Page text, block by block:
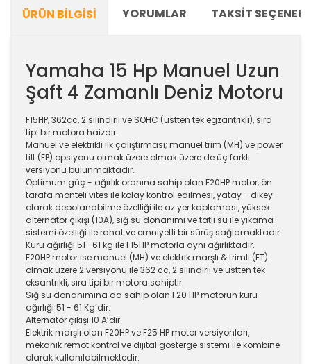
ÜRÜN BILGISI YORUMLAR TAKSIT
Yamaha 15 Hp Manuel Uzun
Şaft 4 Zamanlı Deniz Motoru
F15HP, 362cc, 2 silindirli ve SOHC (üstten tek egzantrikli), sıra
tipi bir motora haizdir.
Manuel ve elektrikli ilk çalıştırması; manuel trim (MH) ve power
tilt (EP) opsiyonu olmak üzere olmak üzere de üç farklı
versiyonu bulunmaktadır.
Optimum güç - ağırlık oranına sahip olan F20HP motor, ön
tarafa monteli vites ile kolay kontrol edilmesi, yatay - dikey
olarak depolanabilme özelliği ile az yer kaplaması, yüksek
alternatör çıkışı (10A), sığ su donanımı ve tatlı su ile yıkama
sistemi özelliği ile rahat ve emniyetli bir sürüş sağlamaktadır.
Kuru ağırlığı 51- 61 kg ile F15HP motorla aynı ağırlıktadır.
F20HP motor ise manuel (MH) ve elektrik marşlı & trimli (ET)
olmak üzere 2 versiyonu ile 362 cc, 2 silindirli ve üstten tek
eksantrikli, sıra tipi bir motora sahiptir.
Sığ su donanımına da sahip olan F20 HP motorun kuru
ağırlığı 51 - 61 Kg’dir.
Alternatör çıkışı 10 A’dır.
Elektrik marşlı olan F20HP ve F25 HP motor versiyonları,
mekanik remot kontrol ve dijital gösterge sistemi ile kombine
olarak kullanılabilmektedir.